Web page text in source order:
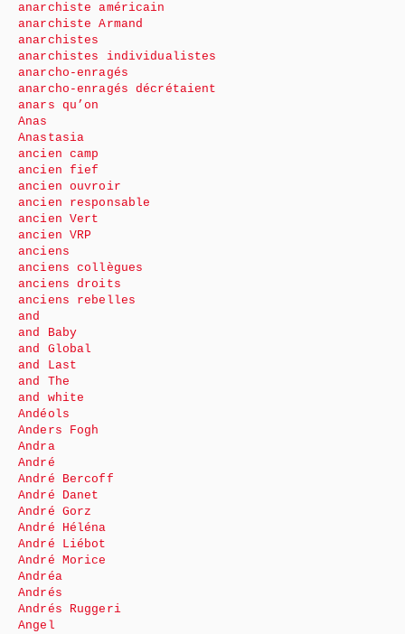
anarchiste américain
anarchiste Armand
anarchistes
anarchistes individualistes
anarcho-enragés
anarcho-enragés décrétaient
anars qu’on
Anas
Anastasia
ancien camp
ancien fief
ancien ouvroir
ancien responsable
ancien Vert
ancien VRP
anciens
anciens collègues
anciens droits
anciens rebelles
and
and Baby
and Global
and Last
and The
and white
Andéols
Anders Fogh
Andra
André
André Bercoff
André Danet
André Gorz
André Héléna
André Liébot
André Morice
Andréa
Andrés
Andrés Ruggeri
Angel